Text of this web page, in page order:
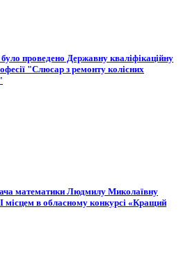
проведено Державну кваліфікаційну
"Слюсар з ремонту колісних
математики Людмилу Миколаївну
місцем в обласному конкурсі «Кращий